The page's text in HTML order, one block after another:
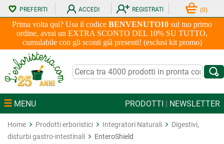
Prima volta qui? Usa il codice BENVENUTO10 sul tuo primo
ordine, avrai un EXTRA SCONTO DEL 10% SU TUTTO,
cumulabile con gli sconti già presenti! (esclusi kit promo)
PREFERITI ACCEDI REGISTRATI (0)
MENU PRODOTTI | NEWSLETTER
Home Prodotti erboristici Integratori Naturali
Digestivi,
disturbi gastro-intestinali
EnteroShield